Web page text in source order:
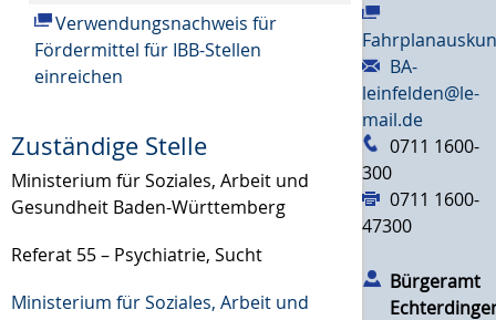
Verwendungsnachweis für
Fördermittel für IBB-Stellen
einreichen
Zuständige Stelle
Ministerium für Soziales, Arbeit und
Gesundheit Baden-Württemberg
Referat 55 – Psychiatrie, Sucht
Ministerium für Soziales, Arbeit und
BA-
leinfelden@le-
mail.de
0711 1600-
300
0711 1600-
47300
Bürgeramt